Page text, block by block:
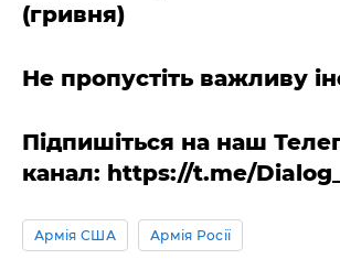
(гривня)
Не пропустіть важливу
Підпишіться на наш
канал: https://t.me/
Армія США Армія Росії